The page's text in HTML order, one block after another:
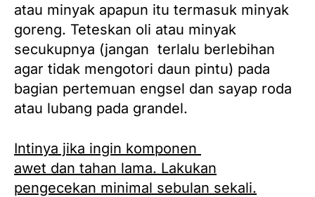
atau minyak apapun itu termasuk minyak
goreng. Teteskan oli atau minyak
secukupnya (jangan terlalu berlebihan
agar tidak mengotori daun pintu) pada
bagian pertemuan engsel dan sayap roda
atau lubang pada grandel.
Intinya jika ingin komponen
awet dan tahan lama. Lakukan
pengecekan minimal sebulan sekali.